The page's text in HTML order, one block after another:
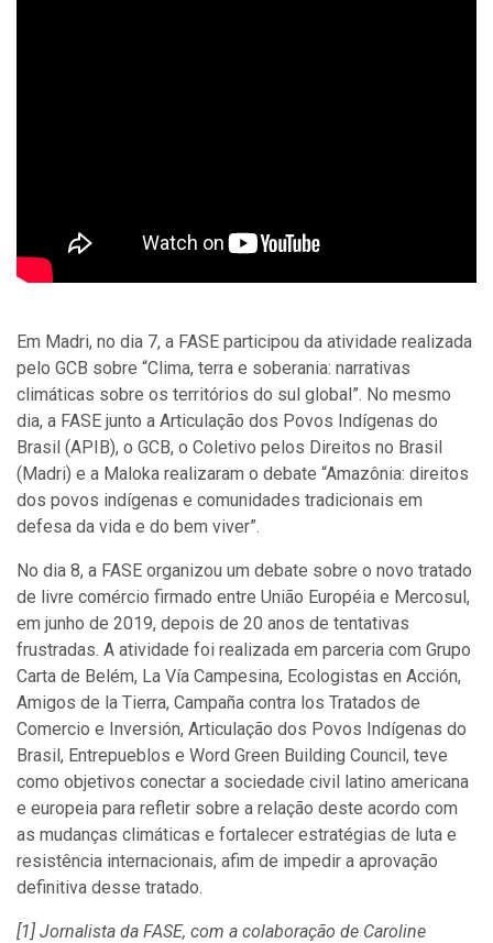
Em Madri, no dia 7, a FASE participou da atividade realizada
pelo GCB sobre “Clima, terra e soberania: narrativas
climáticas sobre os territórios do sul global”. No mesmo
dia, a FASE junto a Articulação dos Povos Indígenas do
Brasil (APIB), o GCB, o Coletivo pelos Direitos no Brasil
(Madri) e a Maloka realizaram o debate “Amazônia: direitos
dos povos indígenas e comunidades tradicionais em
defesa da vida e do bem viver”.
No dia 8, a FASE organizou um debate sobre o novo tratado
de livre comércio firmado entre União Européia e Mercosul,
em junho de 2019, depois de 20 anos de tentativas
frustradas. A atividade foi realizada em parceria com Grupo
Carta de Belém, La Vía Campesina, Ecologistas en Acción,
Amigos de la Tierra, Campaña contra los Tratados de
Comercio e Inversión, Articulação dos Povos Indígenas do
Brasil, Entrepueblos e Word Green Building Council, teve
como objetivos conectar a sociedade civil latino americana
e europeia para refletir sobre a relação deste acordo com
as mudanças climáticas e fortalecer estratégias de luta e
resistência internacionais, afim de impedir a aprovação
definitiva desse tratado.
[1] Jornalista da FASE, com a colaboração de Caroline